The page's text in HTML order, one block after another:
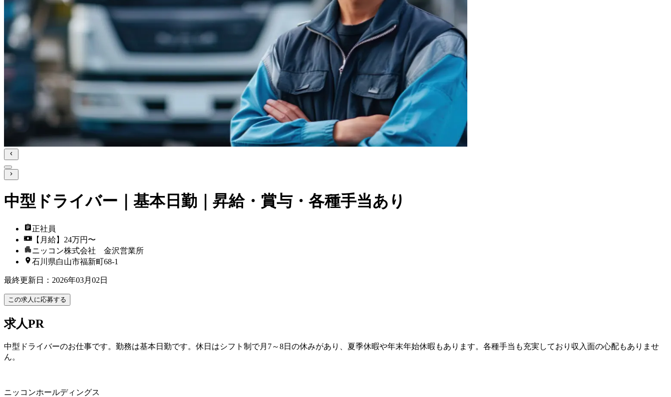
中型ドライバー｜基本日勤｜昇給・賞与・各種手当あり
正社員
【月給】24万円〜
ニッコン株式会社 金沢営業所
石川県白山市福新町68‐1
最終更新日 ： 2026年03月02日
この求人に応募する
求人PR
中型ドライバーのお仕事です。勤務は基本日勤です。休日はシフト制で月7～8日の休みがあり、夏季休暇や年末年始休暇もあります。各種手当も充実しており収入面の心配もありませ
ん。
ニッコンホールディングス